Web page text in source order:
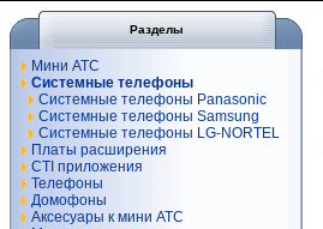
Разделы
Мини АТС
Системные телефоны
Системные телефоны Panasonic
Системные телефоны Samsung
Системные телефоны LG-NORTEL
Платы расширения
CTI приложения
Телефоны
Домофоны
Аксесуары к мини АТС